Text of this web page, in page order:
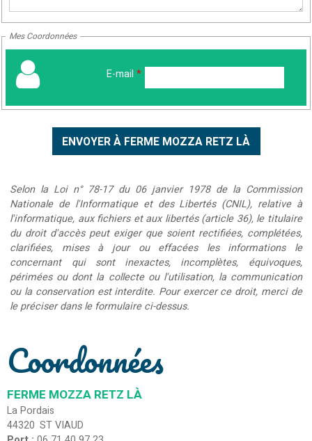
Mes Coordonnées
E-mail *
Selon la Loi n° 78-17 du 06 janvier 1978 de la Commission
Nationale de l'Informatique et des Libertés (CNIL), relative à
l'informatique, aux fichiers et aux libertés (article 36), le titulaire
du droit d'accès peut exiger que soient rectifiées, complétées,
clarifiées, mises à jour ou effacées les informations le
concernant qui sont inexactes, incomplètes, équivoques,
périmées ou dont la collecte ou l'utilisation, la communication
ou la conservation est interdite. Pour exercer ce droit, merci de
le préciser dans le formulaire ci-dessus.
Coordonnées
FERME MOZZA RETZ LÀ
La Pordais
44320 ST VIAUD